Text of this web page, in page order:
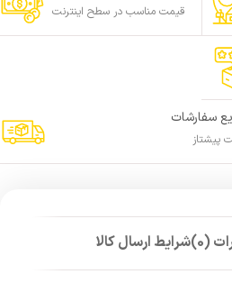
قیمت مناسب در سطح اینترنت
سفارشات
پیشتاز
(0) شرایط ارسال کالا